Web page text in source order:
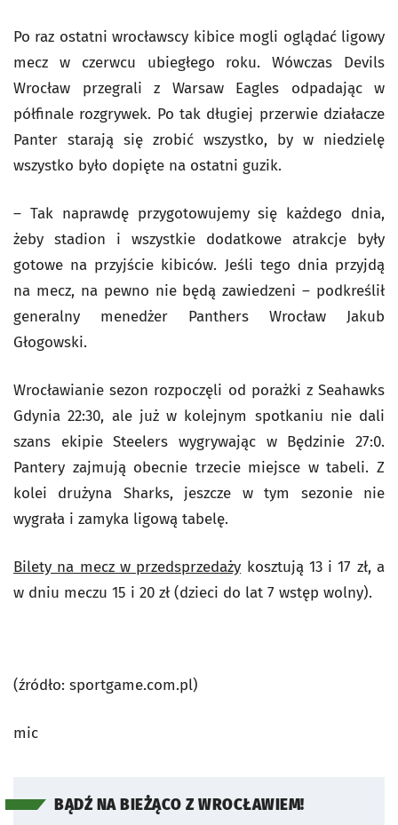
Po raz ostatni wrocławscy kibice mogli oglądać ligowy
mecz w czerwcu ubiegłego roku. Wówczas Devils
Wrocław przegrali z Warsaw Eagles odpadając w
półfinale rozgrywek. Po tak długiej przerwie działacze
Panter starają się zrobić wszystko, by w niedzielę
wszystko było dopięte na ostatni guzik.
– Tak naprawdę przygotowujemy się każdego dnia,
żeby stadion i wszystkie dodatkowe atrakcje były
gotowe na przyjście kibiców. Jeśli tego dnia przyjdą
na mecz, na pewno nie będą zawiedzeni – podkreślił
generalny menedżer Panthers Wrocław Jakub
Głogowski.
Wrocławianie sezon rozpoczęli od porażki z Seahawks
Gdynia 22:30, ale już w kolejnym spotkaniu nie dali
szans ekipie Steelers wygrywając w Będzinie 27:0.
Pantery zajmują obecnie trzecie miejsce w tabeli. Z
kolei drużyna Sharks, jeszcze w tym sezonie nie
wygrała i zamyka ligową tabelę.
Bilety na mecz w przedsprzedaży kosztują 13 i 17 zł, a
w dniu meczu 15 i 20 zł (dzieci do lat 7 wstęp wolny).
(źródło: sportgame.com.pl)
mic
BĄDŹ NA BIEŻĄCO Z WROCŁAWIEM!